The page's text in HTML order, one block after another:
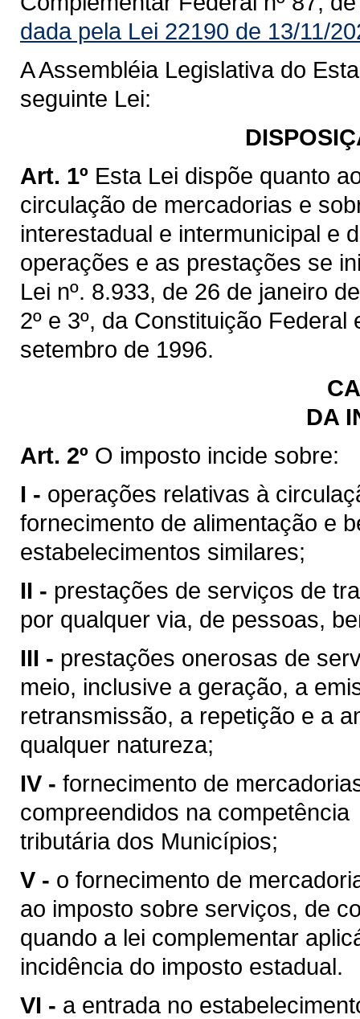
dada pela Lei 22190 de 13/11/
A Assembléia Legislativa do
seguinte Lei:
Art. 1º Esta Lei dispõe quanto
circulação de mercadorias e
interestadual e intermunicipal e
operações e as prestações se
Lei nº. 8.933, de 26 de janeiro
2º e 3º, da Constituição
setembro de 1996.
DA
Art. 2º O imposto incide sobre:
I - operações relativas à
fornecimento de alimentação e
estabelecimentos similares;
II - prestações de serviços de
por qualquer via, de pessoas,
III - prestações onerosas de
meio, inclusive a geração, a
retransmissão, a repetição e a
qualquer natureza;
IV - fornecimento de
compreendidos na competência
tributária dos Municípios;
V - o fornecimento de
ao imposto sobre serviços, de
quando a lei complementar
incidência do imposto estadual.
VI - a entrada no